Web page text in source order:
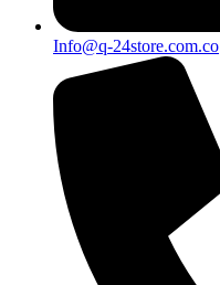
Info@q-24store.com.co